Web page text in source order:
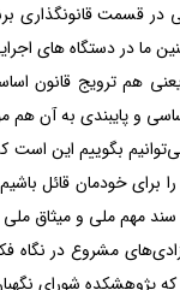
در قسمت قانونگذاری
در دستگاه های
هم ترویج قانون
و پایبندی به آن هم
بگوییم این است
برای خودمان قائل
مهم ملی و میثاق
مشروع در
شورای نگهبان